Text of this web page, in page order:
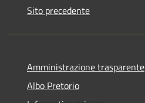
Sito precedente
Amministrazione trasparente
Albo Pretorio